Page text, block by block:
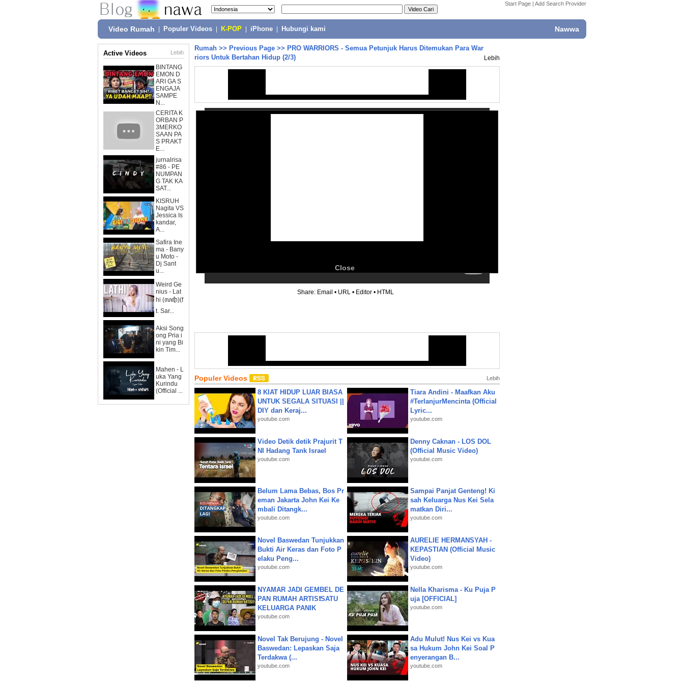
Start Page | Add Search Provider
Video Rumah Populer Videos K-POP iPhone Hubungi kami Nawwa
Active Videos Lebih
BINTANG
EMON D
ARI GA S
ENGAJA
SAMPE
N...
CERITA K
ORBAN P
3MERKO
SAAN PA
S PRAKT
E...
jurnalrisa
#86 - PE
NUMPAN
G TAK KA
SAT...
KISRUH
Nagita VS
Jessica Is
kandar,
A...
Safira Ine
ma - Bany
u Moto -
Dj Sant
u...
Weird Ge
nius - Lat
hi (ꦭꦛꦶ)(f
t. Sar...
Aksi Song
ong Pria i
ni yang Bi
kin Tim...
Mahen - L
uka Yang
Kurindu
(Official ...
Rumah >> Previous Page >> PRO WARRIORS - Semua Petunjuk Harus Ditemukan Para War
riors Untuk Bertahan Hidup (2/3)
Lebih
Close
Share: Email • URL • Editor • HTML
Populer Videos Lebih
8 KIAT HIDUP LUAR BIASA
UNTUK SEGALA SITUASI ||
DIY dan Keraj...
youtube.com
Tiara Andini - Maafkan Aku
#TerlanjurMencinta (Official
Lyric...
youtube.com
Video Detik detik Prajurit T
NI Hadang Tank Israel
youtube.com
Denny Caknan - LOS DOL
(Official Music Video)
youtube.com
Belum Lama Bebas, Bos Pr
eman Jakarta John Kei Ke
mbali Ditangk...
youtube.com
Sampai Panjat Genteng! Ki
sah Keluarga Nus Kei Sela
matkan Diri...
youtube.com
Novel Baswedan Tunjukkan
Bukti Air Keras dan Foto P
elaku Peng...
youtube.com
AURELIE HERMANSYAH -
KEPASTIAN (Official Music
Video)
youtube.com
NYAMAR JADI GEMBEL DE
PAN RUMAH ARTIS❗SATU
KELUARGA PANIK
youtube.com
Nella Kharisma - Ku Puja P
uja [OFFICIAL]
youtube.com
Novel Tak Berujung - Novel
Baswedan: Lepaskan Saja
Terdakwa (...
youtube.com
Adu Mulut! Nus Kei vs Kua
sa Hukum John Kei Soal P
enyerangan B...
youtube.com